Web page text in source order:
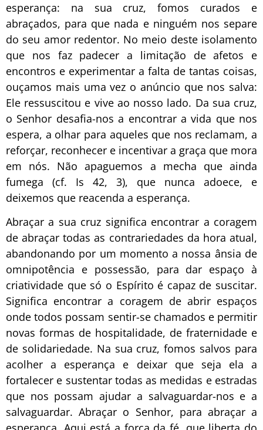
esperança: na sua cruz, fomos curados e
abraçados, para que nada e ninguém nos separe
do seu amor redentor. No meio deste isolamento
que nos faz padecer a limitação de afetos e
encontros e experimentar a falta de tantas coisas,
ouçamos mais uma vez o anúncio que nos salva:
Ele ressuscitou e vive ao nosso lado. Da sua cruz,
o Senhor desafia-nos a encontrar a vida que nos
espera, a olhar para aqueles que nos reclamam, a
reforçar, reconhecer e incentivar a graça que mora
em nós. Não apaguemos a mecha que ainda
fumega (cf. Is 42, 3), que nunca adoece, e
deixemos que reacenda a esperança.
Abraçar a sua cruz significa encontrar a coragem
de abraçar todas as contrariedades da hora atual,
abandonando por um momento a nossa ânsia de
omnipotência e possessão, para dar espaço à
criatividade que só o Espírito é capaz de suscitar.
Significa encontrar a coragem de abrir espaços
onde todos possam sentir-se chamados e permitir
novas formas de hospitalidade, de fraternidade e
de solidariedade. Na sua cruz, fomos salvos para
acolher a esperança e deixar que seja ela a
fortalecer e sustentar todas as medidas e estradas
que nos possam ajudar a salvaguardar-nos e a
salvaguardar. Abraçar o Senhor, para abraçar a